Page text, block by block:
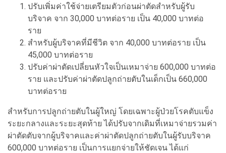
ปรับเพิ่มค่าใช้จ่ายเตรียมตัวก่อนผ่าตัดสำหรับผู้รับ
บริจาค จาก 30,000 บาทต่อราย เป็น 40,000 บาทต่อ
ราย
สำหรับผู้บริจาคที่มีชีวิต จาก 40,000 บาทต่อราย เป็น
45,000 บาทต่อราย
ปรับค่าผ่าตัดเปลี่ยนหัวใจเป็นเหมาจ่าย 600,000 บาทต่อ
ราย และปรับค่าผ่าตัดปลูกถ่ายตับในเด็กเป็น 660,000
บาทต่อราย
สำหรับการปลูกถ่ายตับในผู้ใหญ่ โดยเฉพาะผู้ป่วยโรคตับแข็ง
ระยะกลางและระยะสุดท้าย ได้ปรับจากเดิมที่เหมาจ่ายรวมค่า
ผ่าตัดตับจากผู้บริจาคและค่าผ่าตัดปลูกถ่ายตับในผู้รับบริจาค
600,000 บาทต่อราย เป็นการแยกจ่ายให้ชัดเจน ได้แก่